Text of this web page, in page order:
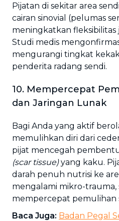
Pijatan di sekitar area
cairan sinovial (pelumas
meningkatkan fleksibilitas
Studi medis
mengurangi tingkat
penderita radang sendi.
10. Mempercepat
dan Jaringan Lunak
Bagi Anda yang aktif
memulihkan diri dari
pijat mencegah
(scar tissue)yang kaku.
darah penuh nutrisi ke
mengalami mikro-trauma,
mempercepat pemulihan
Baca Juga: Badan Pegal